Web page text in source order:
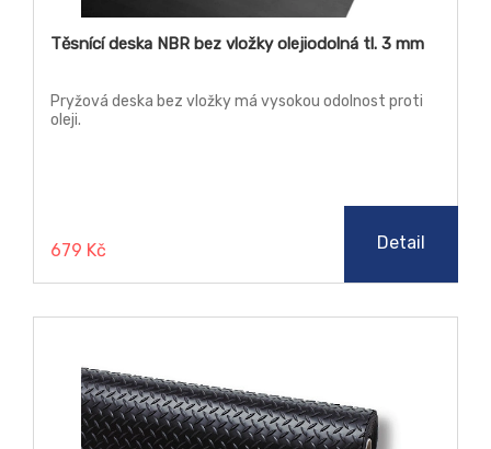
Těsnící deska NBR bez vložky olejiodolná tl. 3 mm
Pryžová deska bez vložky má vysokou odolnost proti
oleji.
679 Kč Detail